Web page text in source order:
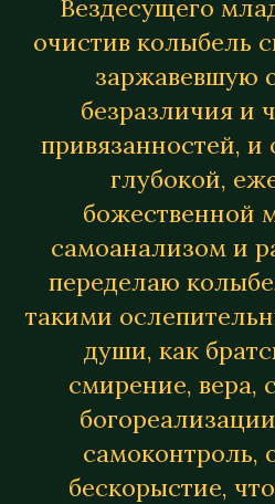
Вездесущего
очистив колыбель
заржавевшую
безразличия и
привязанностей, и
глубокой,
божественной
самоанализом и
переделаю
такими
души, как
смирение, вера,
самоконтроль,
бескорыстие,